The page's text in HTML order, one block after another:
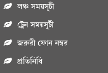
লঞ্চ সময়সূচী
ট্রেন সময়সূচী
জরুরী ফোন নম্বর
প্রতিনিধি